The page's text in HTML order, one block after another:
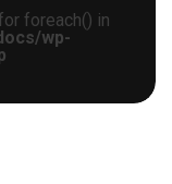
foreach() in
wp-